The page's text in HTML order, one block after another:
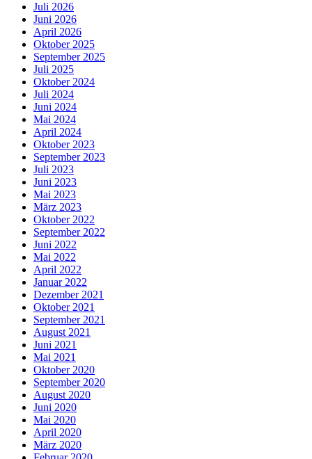
Juli 2026
Juni 2026
April 2026
Oktober 2025
September 2025
Juli 2025
Oktober 2024
Juli 2024
Juni 2024
Mai 2024
April 2024
Oktober 2023
September 2023
Juli 2023
Juni 2023
Mai 2023
März 2023
Oktober 2022
September 2022
Juni 2022
Mai 2022
April 2022
Januar 2022
Dezember 2021
Oktober 2021
September 2021
August 2021
Juni 2021
Mai 2021
Oktober 2020
September 2020
August 2020
Juni 2020
Mai 2020
April 2020
März 2020